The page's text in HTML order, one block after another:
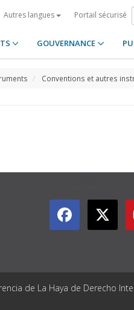
Autres langues Portail sécurisé
GOUVERNANCE
Conventions et autres
de La Haya de Derecho